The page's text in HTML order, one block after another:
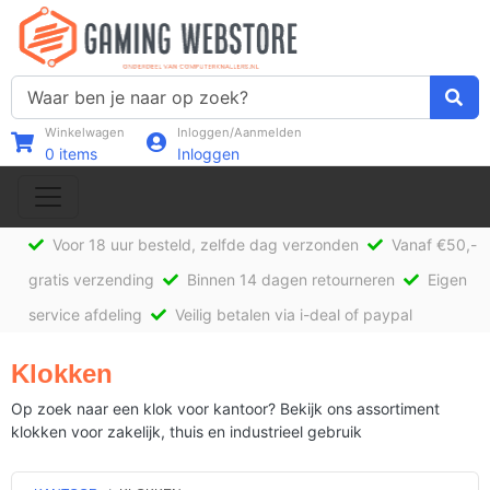
Winkelwagen
0 items
Inloggen/Aanmelden
Inloggen
Voor 18 uur besteld, zelfde dag verzonden
Vanaf €50,-
gratis verzending
Binnen 14 dagen retourneren
Eigen
service afdeling
Veilig betalen via i-deal of paypal
Klokken
Op zoek naar een klok voor kantoor? Bekijk ons assortiment
klokken voor zakelijk, thuis en industrieel gebruik